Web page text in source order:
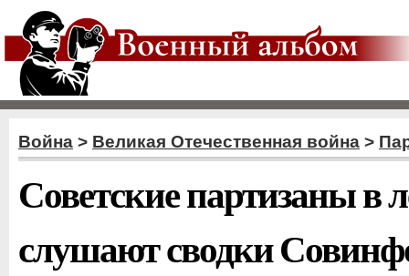
Война > Великая Отечественная война >
Советские партизаны в
слушают сводки